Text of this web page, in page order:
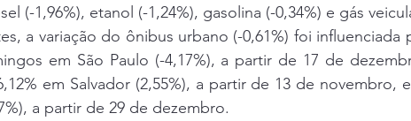
(-1,96%), etanol (-1,24%), gasolina (-0,34%) e gás
a variação do ônibus urbano (-0,61%) foi influenciada
em São Paulo (-4,17%), a partir de 17 de
em Salvador (2,55%), a partir de 13 de novembro,
a partir de 29 de dezembro.